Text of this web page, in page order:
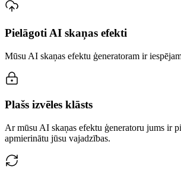
Pielāgoti AI skaņas efekti
Mūsu AI skaņas efektu ģeneratoram ir
Plašs izvēles klāsts
Ar mūsu AI skaņas efektu ģeneratoru jums ir
apmierinātu jūsu vajadzības.